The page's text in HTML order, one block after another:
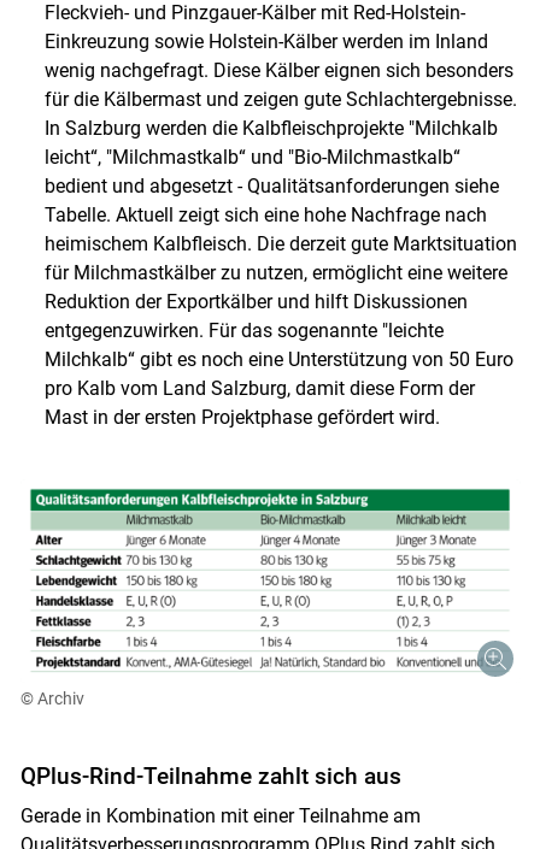
Skip to main content
Fleckvieh- und Pinzgauer-Kälber mit Red-Holstein-
Einkreuzung sowie Holstein-Kälber werden im Inland
wenig nachgefragt. Diese Kälber eignen sich besonders
für die Kälbermast und zeigen gute Schlachtergebnisse.
In Salzburg werden die Kalbfleischprojekte "Milchkalb
leicht“, "Milchmastkalb“ und "Bio-Milchmastkalb“
bedient und abgesetzt - Qualitätsanforderungen siehe
Tabelle. Aktuell zeigt sich eine hohe Nachfrage nach
heimischem Kalbfleisch. Die derzeit gute Marktsituation
für Milchmastkälber zu nutzen, ermöglicht eine weitere
Reduktion der Exportkälber und hilft Diskussionen
entgegenzuwirken. Für das sogenannte "leichte
Milchkalb“ gibt es noch eine Unterstützung von 50 Euro
pro Kalb vom Land Salzburg, damit diese Form der
Mast in der ersten Projektphase gefördert wird.
© Archiv
QPlus-Rind-Teilnahme zahlt sich aus
Gerade in Kombination mit einer Teilnahme am